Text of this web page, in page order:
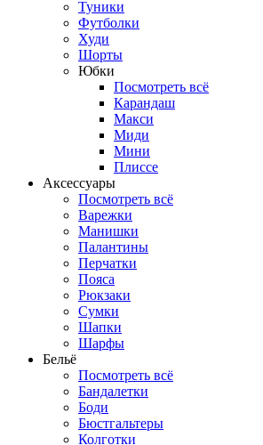
Туники
Футболки
Худи
Шорты
Юбки
Посмотреть всё
Карандаш
Макси
Миди
Мини
Плиссе
Аксессуары
Посмотреть всё
Варежки
Манишки
Палантины
Перчатки
Пояса
Рюкзаки
Сумки
Шапки
Шарфы
Бельё
Посмотреть всё
Бандалетки
Боди
Бюстгальтеры
Колготки